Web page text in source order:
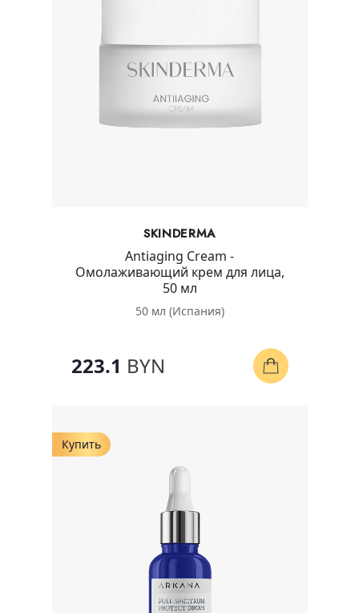
SKINDERMA
Antiaging Cream -
Омолаживающий крем для лица,
50 мл
50 мл (Испания)
223.1 BYN
Купить